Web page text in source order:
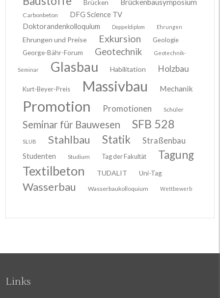
Brücken Brückenbausymposium
Carbonbeton
DFG Science TV
Doktorandenkolloquium
Doppeldiplom Ehrungen
Ehrungen und Preise Exkursion
Geologie
George-Bähr-Forum
Geotechnik Geotechnik-
Seminar Glasbau Habilitation Holzbau
Kurt-Beyer-Preis Massivbau Mechanik
Promotion Promotionen Schüler
Seminar für Bauwesen SFB 528
SLUB Stahlbau Statik Straßenbau
Studenten Studium Tag der Fakultät Tagung
Textilbeton TUDALIT Uni-Tag
Wasserbau Wasserbaukolloquium Wettbewerb
Links